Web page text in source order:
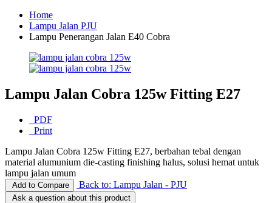
Home
Lampu Jalan PJU
Lampu Penerangan Jalan E40 Cobra
Lampu Jalan Cobra 125w Fitting E27
PDF
Print
Lampu Jalan Cobra 125w Fitting E27, berbahan tebal dengan
material alumunium die-casting finishing halus, solusi hemat untuk
lampu jalan umum
Add to Compare Back to: Lampu Jalan - PJU
Ask a question about this product